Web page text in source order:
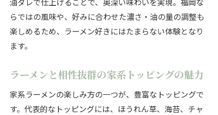
らではの風味や、好みに合わせた濃さ・油の量の調整も
楽しめるため、ラーメン好きにはたまらない体験となり
ます。
ラーメンと相性抜群の家系トッピングの魅力
家系ラーメンの楽しみ方の一つが、豊富なトッピングで
す。代表的なトッピングには、ほうれん草、海苔、チャ